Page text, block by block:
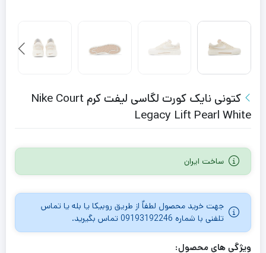
کتونى نایک کورت لگاسى لیفت کرم Nike Court
Legacy Lift Pearl White
ساخت ایران
جهت خرید محصول لطفاٌ از طریق روبیکا یا بله یا تماس
تلفنی با شماره 09193192246 تماس بگیرید.
ویژگی های محصول: